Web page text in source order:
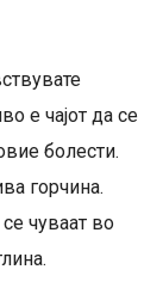
е чајот да се
болести.
горчина.
​​чуваат во